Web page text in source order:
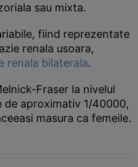
sau mixta.
fiind reprezentate
renala usoara,
renala bilaterala.
Fraser la nivelul
de aproximativ 1/40000,
masura ca femeile.